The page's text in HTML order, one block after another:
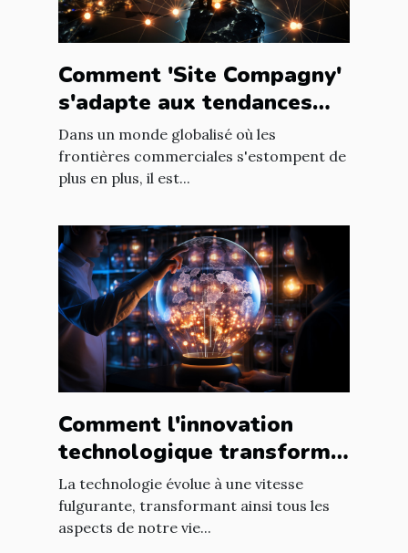
Comment 'Site Compagny'
s'adapte aux tendances
internationales du marché
en ligne
Dans un monde globalisé où les
frontières commerciales s'estompent de
plus en plus, il est...
Comment l'innovation
technologique transforme
les entreprises à l'échelle
mondiale
La technologie évolue à une vitesse
fulgurante, transformant ainsi tous les
aspects de notre vie...